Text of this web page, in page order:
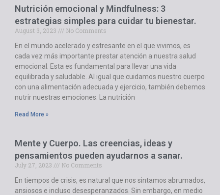
Nutrición emocional y Mindfulness: 3
estrategias simples para cuidar tu bienestar.
August 3, 2023
No Comments
En el mundo acelerado y estresante en el que vivimos, es
cada vez más importante prestar atención a nuestra salud
emocional. Esta es fundamental para llevar una vida
equilibrada y saludable. Al igual que cuidamos nuestro cuerpo
con una alimentación adecuada y ejercicio, también debemos
nutrir nuestras emociones. La nutrición
Read More »
Mente y Cuerpo. Las creencias, ideas y
pensamientos pueden ayudarnos a sanar.
July 27, 2023
No Comments
En tiempos de crisis, es natural que nos sintamos abrumados,
ansiosos e incluso desesperanzados. Sin embargo, en medio